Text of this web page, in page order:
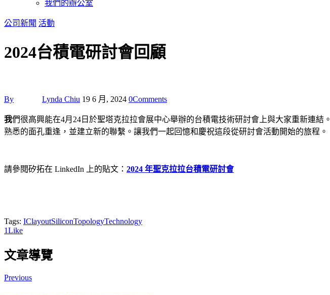
我們的辦公室
公司新聞 活動
2024台積電研討會回顧
By Lynda Chiu 19 6 月, 2024 0Comments
我們很高興能在4月24日於聖塔克拉拉會展中心舉辦的台積電技術研討會上與大家重新連結。
熟悉的面孔重逢，並建立新的聯繫。讓我們一起回憶和慶祝這段從研討會活動開始的旅程。
請參閱矽拓在 LinkedIn 上的貼文： 2024 年聖克拉拉台積電研討會
Tags: IClayoutSiliconTopologyTechnology
1Like
文章導覽
Previous